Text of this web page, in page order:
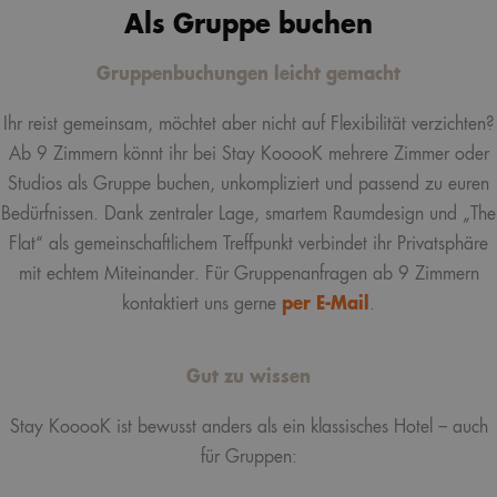
Als Gruppe buchen
Gruppenbuchungen leicht gemacht
Ihr reist gemeinsam, möchtet aber nicht auf Flexibilität verzichten?
Ab 9 Zimmern könnt ihr bei Stay KooooK mehrere Zimmer oder
Studios als Gruppe buchen, unkompliziert und passend zu euren
Bedürfnissen. Dank zentraler Lage, smartem Raumdesign und „The
Flat“ als gemeinschaftlichem Treffpunkt verbindet ihr Privatsphäre
mit echtem Miteinander. Für Gruppenanfragen ab 9 Zimmern
kontaktiert uns gerne per E-Mail .
Gut zu wissen
Stay KooooK ist bewusst anders als ein klassisches Hotel – auch
für Gruppen: